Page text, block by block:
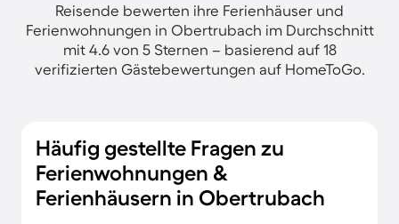
Reisende bewerten ihre Ferienhäuser und
Ferienwohnungen in Obertrubach im Durchschnitt
mit 4.6 von 5 Sternen – basierend auf 18
verifizierten Gästebewertungen auf HomeToGo.
Häufig gestellte Fragen zu
Ferienwohnungen &
Ferienhäusern in Obertrubach